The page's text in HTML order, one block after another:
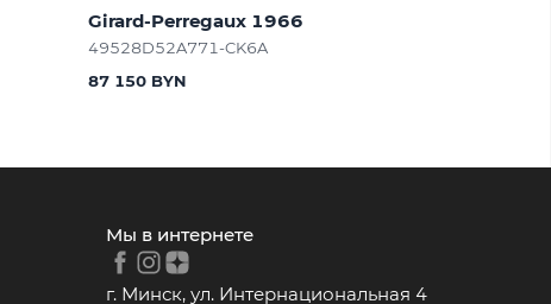
Girard-Perregaux 1966
49528D52A771-CK6A
87 150 BYN
Мы в интернете
г. Минск, ул. Интернациональная 4